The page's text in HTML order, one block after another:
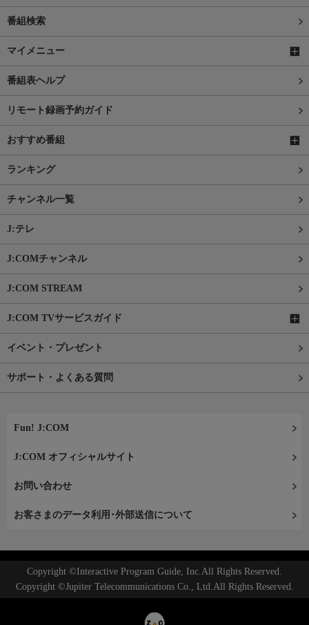
番組検索
マイメニュー
番組表ヘルプ
リモート録画予約ガイド
おすすめ番組
ランキング
チャンネル一覧
J:テレ
J:COMチャンネル
J:COM STREAM
J:COM TVサービスガイド
イベント・プレゼント
サポート・よくある質問
Fun! J:COM
J:COM オフィシャルサイト
お問い合わせ
お客さまのデータ利用･外部送信について
Copyright ©Interactive Program Guide, Inc.All Rights Reserved.
Copyright ©Jupiter Telecommunications Co., Ltd.All Rights Reserved.